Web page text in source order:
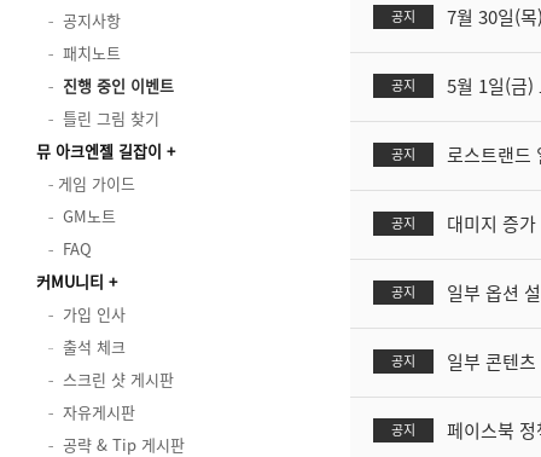
공지사항
패치노트
진행 중인 이벤트
틀린 그림 찾기
뮤 아크엔젤 길잡이
게임 가이드
GM노트
FAQ
커MU니티
가입 인사
출석 체크
스크린 샷 게시판
자유게시판
공략 & Tip 게시판
공지 7월 30일(
공지 5월 1일(금)
공지 로스트랜드
공지 대미지 증
공지 일부 옵션
공지 일부 콘텐
공지 페이스북